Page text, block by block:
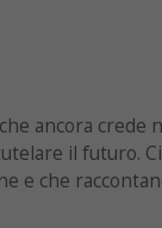
ancora crede
il futuro.
e che